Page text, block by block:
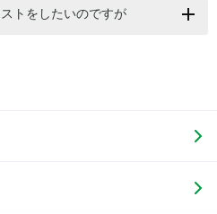
トをしたいのですが